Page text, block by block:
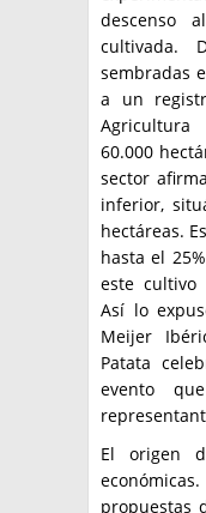
descenso
cultivada.
sembradas
a un
60.000
sector
inferior,
hectáreas.
hasta el
este cultivo
Así lo
Meijer
Patata
evento
El origen
propuestas